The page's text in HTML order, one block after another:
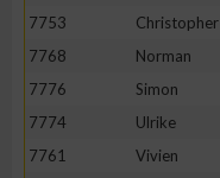
7753
Christopher
7768
Norman
7776
Simon
7774
Ulrike
7761
Vivien